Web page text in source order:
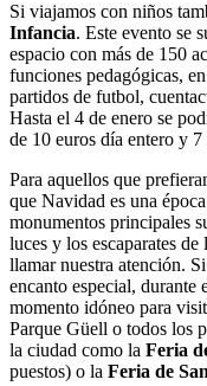
Si viajamos con niños
Infancia. Este evento se
espacio con más de 150
funciones pedagógicas,
partidos de futbol,
Hasta el 4 de enero se
de 10 euros día entero y
Para aquellos que
que Navidad es una
monumentos principales
luces y los escaparates de
llamar nuestra atención.
encanto especial, durante
momento idóneo para
Parque Güell o todos los
la ciudad como la Feria
puestos) o la Feria de